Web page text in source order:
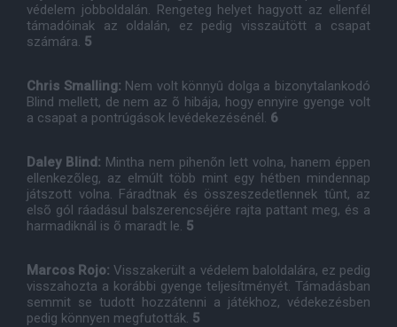
védelem jobboldalán. Rengeteg helyet hagyott az ellenfél
támadóinak az oldalán, ez pedig visszaütött a csapat
számára. 5
Chris Smalling: Nem volt könnyû dolga a bizonytalankodó
Blind mellett, de nem az õ hibája, hogy ennyire gyenge volt
a csapat a pontrúgások levédekezésénél. 6
Daley Blind: Mintha nem pihenõn lett volna, hanem éppen
ellenkezõleg, az elmúlt több mint egy hétben mindennap
játszott volna. Fáradtnak és összeszedetlennek tûnt, az
elsõ gól ráadásul balszerencséjére rajta pattant meg, és a
harmadiknál is õ maradt le. 5
Marcos Rojo:Visszakerült a védelem baloldalára, ez pedig
visszahozta a korábbi gyenge teljesítményét. Támadásban
semmit se tudott hozzátenni a játékhoz, védekezésben
pedig könnyen megfutották. 5